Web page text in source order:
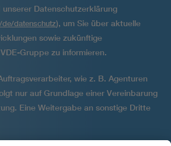
Datenschutzerklärung
datenschutz), um Sie über aktuelle
sowie zukünftige
Gruppe zu informieren.
wie z. B. Agenturen
nur auf Grundlage einer Vereinbarung
Eine Weitergabe an sonstige Dritte